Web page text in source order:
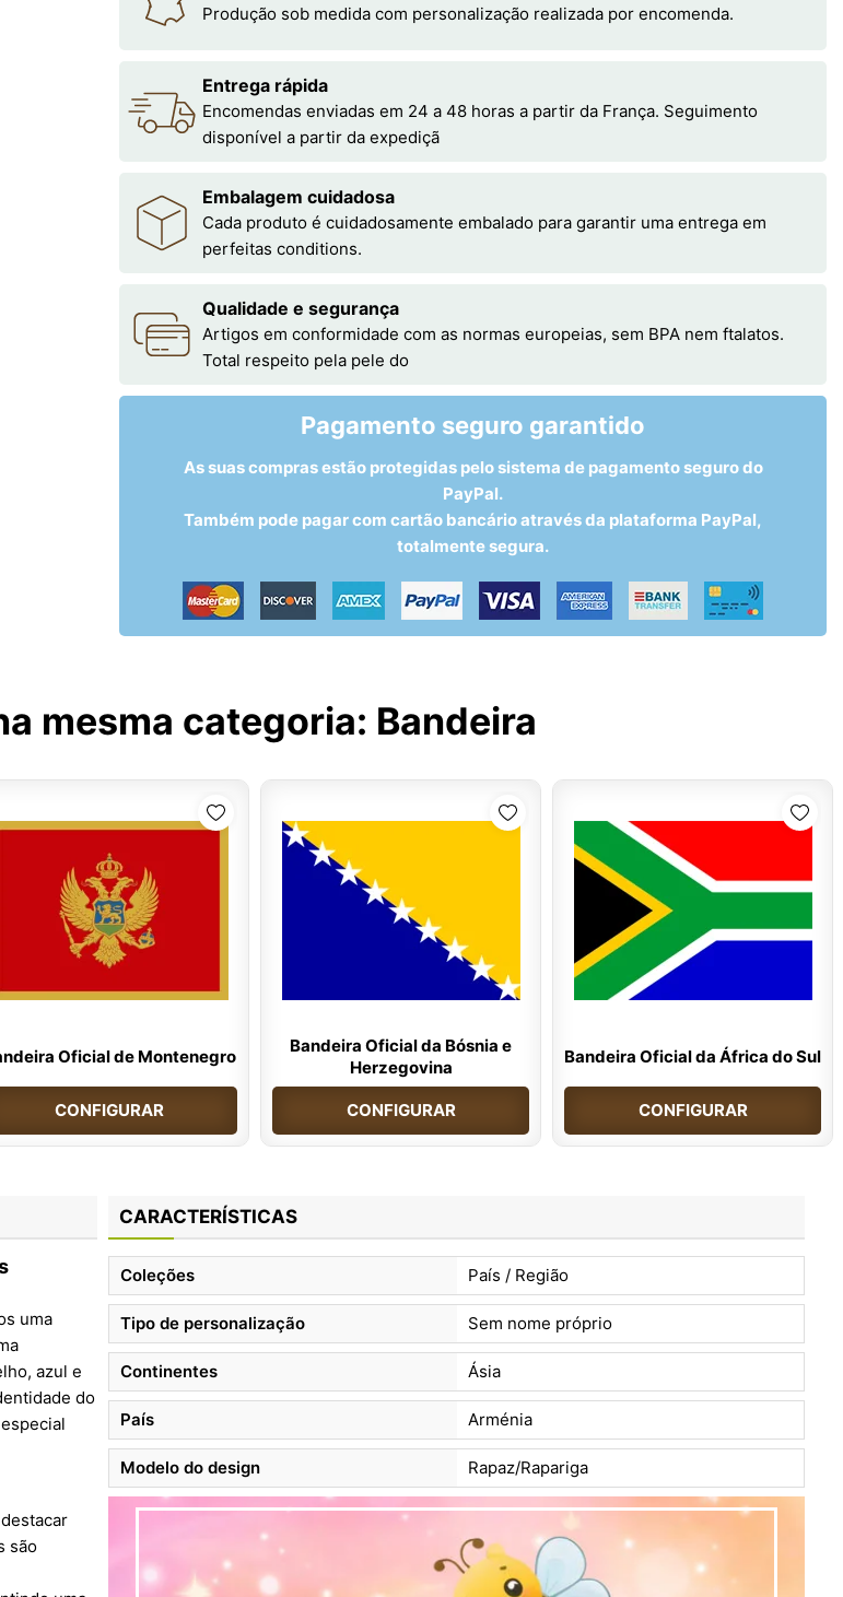
Produção sob medida com personalização realizada por encomenda.
Entrega rápida
Encomendas enviadas em 24 a 48 horas a partir da França. Seguimento
disponível a partir da expediçã
Embalagem cuidadosa
Cada produto é cuidadosamente embalado para garantir uma entrega em
perfeitas conditions.
Qualidade e segurança
Artigos em conformidade com as normas europeias, sem BPA nem ftalatos.
Total respeito pela pele do
Pagamento seguro garantido
As suas compras estão protegidas pelo sistema de pagamento seguro do
PayPal.
Também pode pagar com cartão bancário através da plataforma PayPal,
totalmente segura.
mesma categoria: Bandeira
Oficial de Montenegro
CONFIGURAR
Bandeira Oficial da Bósnia e
Herzegovina
CONFIGURAR
Bandeira Oficial da África do Sul
CONFIGURAR
uma
azul e
do
são
CARACTERÍSTICAS
Coleções País / Região
Tipo de personalização Sem nome próprio
Continentes Ásia
País Arménia
Modelo do design Rapaz/Rapariga